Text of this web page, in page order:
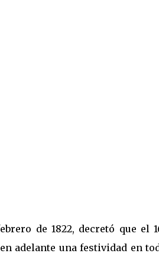
de 1822, decretó que el
adelante una festividad en